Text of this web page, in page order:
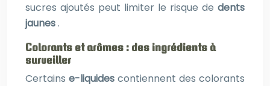
sucres ajoutés peut limiter le risque de dents
jaunes.
Colorants et arômes : des ingrédients à
surveiller
Certains e-liquides contiennent des colorants